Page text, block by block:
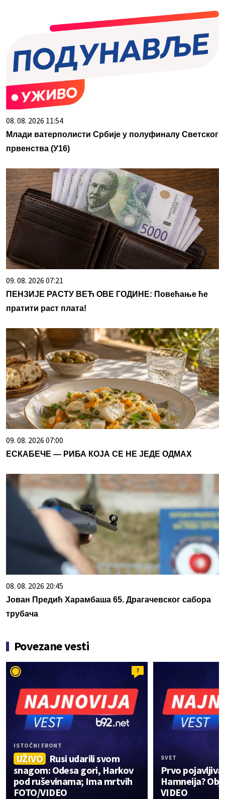
08. 08. 2026 11:54
Млади ватерполисти Србије у полуфиналу Светског
првенства (У16)
09. 08. 2026 07:21
ПЕНЗИЈЕ РАСТУ ВЕЋ ОВЕ ГОДИНЕ: Повећање ће
пратити раст плата!
09. 08. 2026 07:00
ЕСКАБЕЧЕ — РИБА КОЈА СЕ НЕ ЈЕДЕ ОДМАХ
08. 08. 2026 20:45
Јован Предић Харамбаша 65. Драгачевског сабора
трубача
Povezane vesti
7
ISTOČNI FRONT
UŽIVO Rusi udarili svom
snagom: Odesa gori, Harkov
pod ruševinama; Ima mrtvih
FOTO/VIDEO
SVET
Prvo
Hamneija?
VIDEO